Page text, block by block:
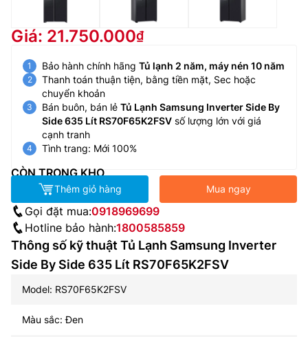
Giá: 21.750.000
Bảo hành chính hãng Tủ lạnh 2 năm, máy nén 10 năm
Thanh toán thuận tiện, bằng tiền mặt, Sec hoặc
chuyển khoản
Bán buôn, bán lẻ Tủ Lạnh Samsung Inverter Side By
Side 635 Lít RS70F65K2FSV số lượng lớn với giá
cạnh tranh
Tình trang: Mới 100%
CÒN TRONG KHO
Thêm giỏ hàng Mua ngay
Gọi đặt mua:0918969699
Hotline bảo hành:1800585859
Thông số kỹ thuật Tủ Lạnh Samsung Inverter
Side By Side 635 Lít RS70F65K2FSV
Model: RS70F65K2FSV
Màu sắc: Đen